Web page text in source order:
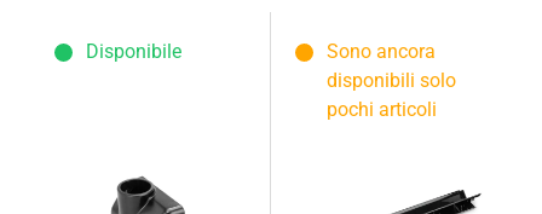
Disponibile
Sono ancora
disponibili solo
pochi articoli